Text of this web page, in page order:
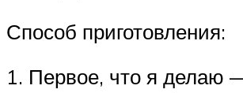
Способ приготовления:
1. Первое, что я делаю